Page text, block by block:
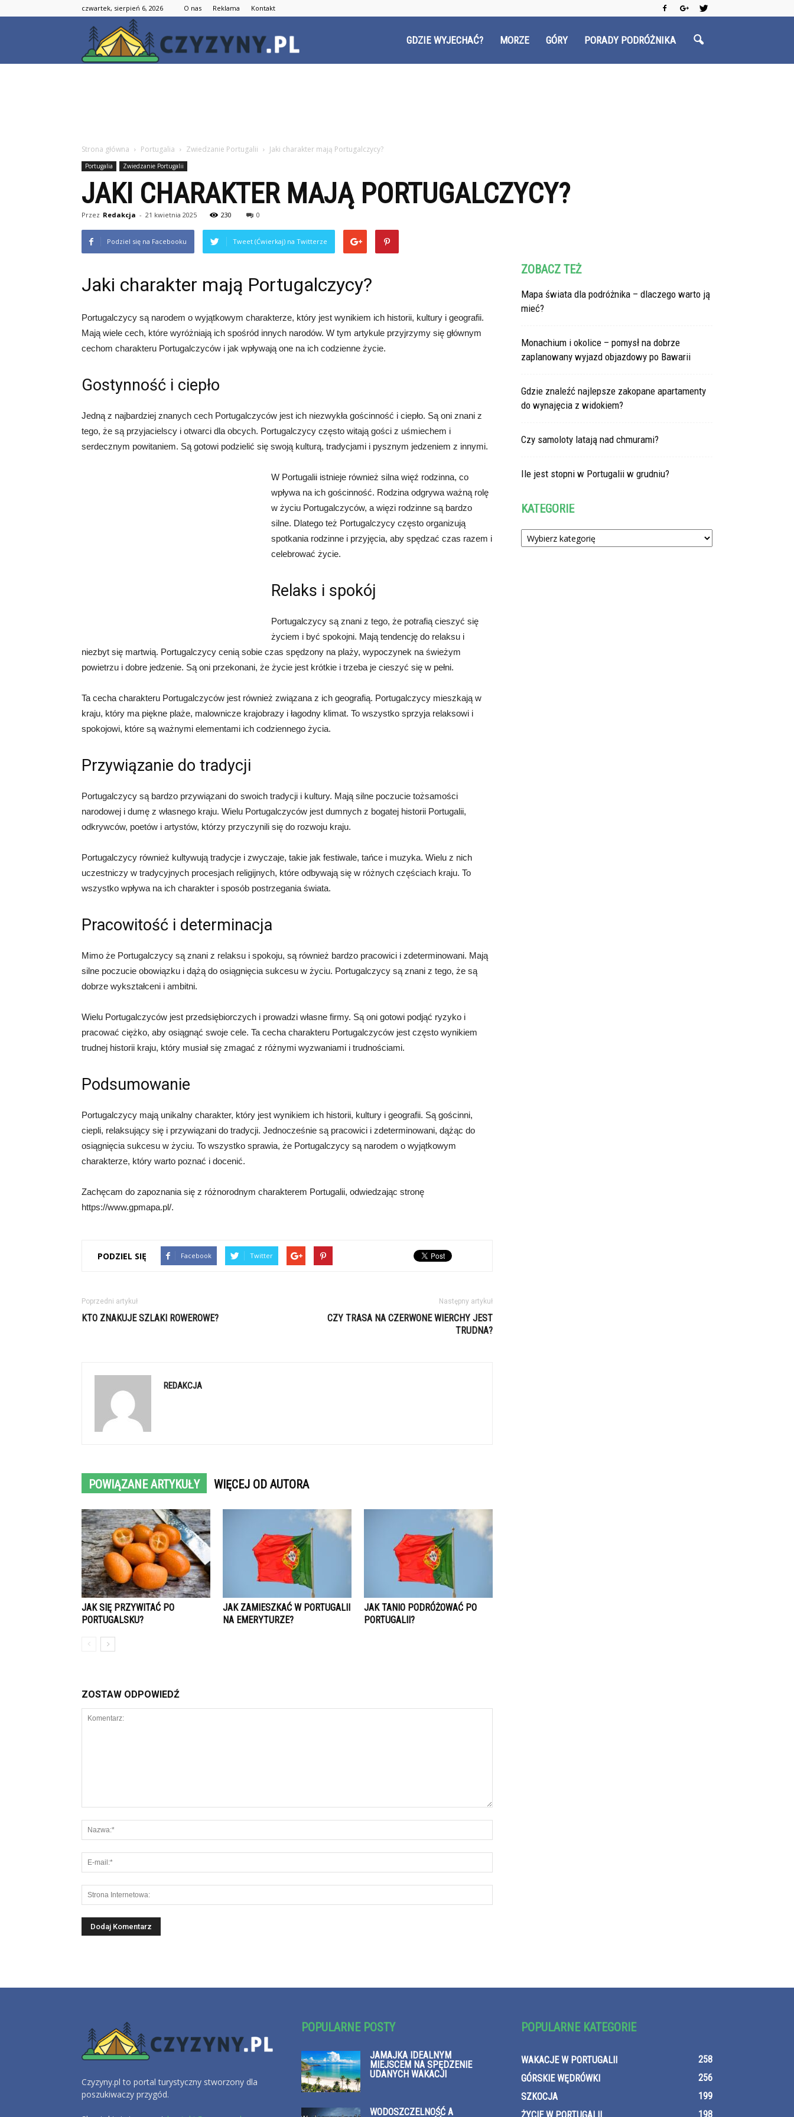
czwartek, sierpień 6, 2026 O nas Reklama Kontakt
GDZIE WYJECHAĆ? MORZE GÓRY PORADY PODRÓŻNIKA
Strona główna Portugalia Zwiedzanie Portugalii Jaki charakter mają Portugalczycy?
Portugalia Zwiedzanie Portugalii
JAKI CHARAKTER MAJĄ PORTUGALCZYCY?
Przez Redakcja - 21 kwietnia 2025 230 0
Podziel się na Facebooku Tweet (Ćwierkaj) na Twitterze
Jaki charakter mają Portugalczycy?
Portugalczycy są narodem o wyjątkowym charakterze, który jest wynikiem ich historii, kultury i geografii.
Mają wiele cech, które wyróżniają ich spośród innych narodów. W tym artykule przyjrzymy się głównym
cechom charakteru Portugalczyców i jak wpływają one na ich codzienne życie.
Gostynność i ciepło
Jedną z najbardziej znanych cech Portugalczyców jest ich niezwykła gościnność i ciepło. Są oni znani z
tego, że są przyjacielscy i otwarci dla obcych. Portugalczycy często witają gości z uśmiechem i
serdecznym powitaniem. Są gotowi podzielić się swoją kulturą, tradycjami i pysznym jedzeniem z innymi.
W Portugalii istnieje również silna więź rodzinna, co
wpływa na ich gościnność. Rodzina odgrywa ważną rolę
w życiu Portugalczyców, a więzi rodzinne są bardzo
silne. Dlatego też Portugalczycy często organizują
spotkania rodzinne i przyjęcia, aby spędzać czas razem i
celebrować życie.
Relaks i spokój
Portugalczycy są znani z tego, że potrafią cieszyć się
życiem i być spokojni. Mają tendencję do relaksu i
niezbyt się martwią. Portugalczycy cenią sobie czas spędzony na plaży, wypoczynek na świeżym
powietrzu i dobre jedzenie. Są oni przekonani, że życie jest krótkie i trzeba je cieszyć się w pełni.
Ta cecha charakteru Portugalczyców jest również związana z ich geografią. Portugalczycy mieszkają w
kraju, który ma piękne plaże, malownicze krajobrazy i łagodny klimat. To wszystko sprzyja relaksowi i
spokojowi, które są ważnymi elementami ich codziennego życia.
Przywiązanie do tradycji
Portugalczycy są bardzo przywiązani do swoich tradycji i kultury. Mają silne poczucie tożsamości
narodowej i dumę z własnego kraju. Wielu Portugalczyców jest dumnych z bogatej historii Portugalii,
odkrywców, poetów i artystów, którzy przyczynili się do rozwoju kraju.
Portugalczycy również kultywują tradycje i zwyczaje, takie jak festiwale, tańce i muzyka. Wielu z nich
uczestniczy w tradycyjnych procesjach religijnych, które odbywają się w różnych częściach kraju. To
wszystko wpływa na ich charakter i sposób postrzegania świata.
Pracowitość i determinacja
Mimo że Portugalczycy są znani z relaksu i spokoju, są również bardzo pracowici i zdeterminowani. Mają
silne poczucie obowiązku i dążą do osiągnięcia sukcesu w życiu. Portugalczycy są znani z tego, że są
dobrze wykształceni i ambitni.
Wielu Portugalczyców jest przedsiębiorczych i prowadzi własne firmy. Są oni gotowi podjąć ryzyko i
pracować ciężko, aby osiągnąć swoje cele. Ta cecha charakteru Portugalczyców jest często wynikiem
trudnej historii kraju, który musiał się zmagać z różnymi wyzwaniami i trudnościami.
Podsumowanie
Portugalczycy mają unikalny charakter, który jest wynikiem ich historii, kultury i geografii. Są gościnni,
ciepli, relaksujący się i przywiązani do tradycji. Jednocześnie są pracowici i zdeterminowani, dążąc do
osiągnięcia sukcesu w życiu. To wszystko sprawia, że Portugalczycy są narodem o wyjątkowym
charakterze, który warto poznać i docenić.
Zachęcam do zapoznania się z różnorodnym charakterem Portugalii, odwiedzając stronę
https://www.gpmapa.pl/.
PODZIEL SIĘ Facebook Twitter
Poprzedni artykuł
KTO ZNAKUJE SZLAKI ROWEROWE?
Następny artykuł
CZY TRASA NA CZERWONE WIERCHY JEST
TRUDNA?
REDAKCJA
POWIĄZANE ARTYKUŁY WIĘCEJ OD AUTORA
JAK SIĘ PRZYWITAĆ PO
PORTUGALSKU?
JAK ZAMIESZKAĆ W PORTUGALII
NA EMERYTURZE?
JAK TANIO PODRÓŻOWAĆ PO
PORTUGALII?
ZOSTAW ODPOWIEDŹ
ZOBACZ TEŻ
Mapa świata dla podróżnika – dlaczego warto ją
mieć?
Monachium i okolice – pomysł na dobrze
zaplanowany wyjazd objazdowy po Bawarii
Gdzie znaleźć najlepsze zakopane apartamenty
do wynajęcia z widokiem?
Czy samoloty latają nad chmurami?
Ile jest stopni w Portugalii w grudniu?
KATEGORIE
Kategorie
Czyzyny.pl to portal turystyczny stworzony dla
poszukiwaczy przygód.
POPULARNE POSTY
JAMAJKA IDEALNYM
MIEJSCEM NA SPĘDZENIE
UDANYCH WAKACJI
WODOSZCZELNOŚĆ A
POPULARNE KATEGORIE
WAKACJE W PORTUGALII
258
GÓRSKIE WĘDRÓWKI
256
SZKOCJA
199
198